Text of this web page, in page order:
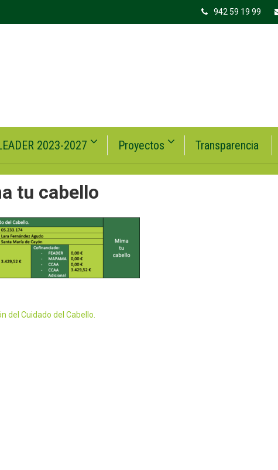
942 59 19 99
2023-2027 Proyectos Transparencia
tu cabello
del Cuidado del Cabello.